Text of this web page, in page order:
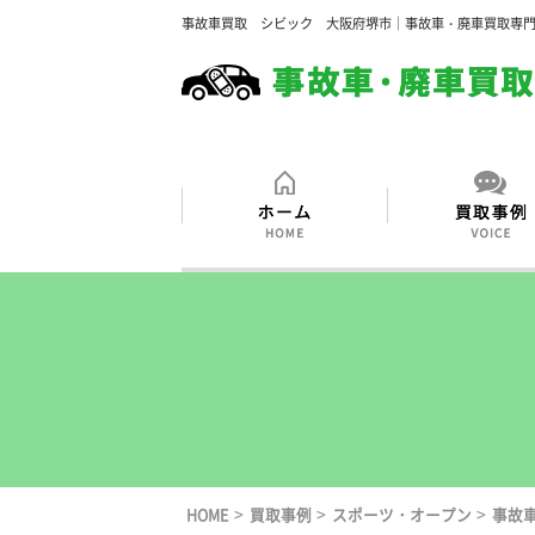
事故車買取 シビック 大阪府堺市｜事故車・廃車買取専
HOME > 買取事例 > スポーツ・オープン > 事故